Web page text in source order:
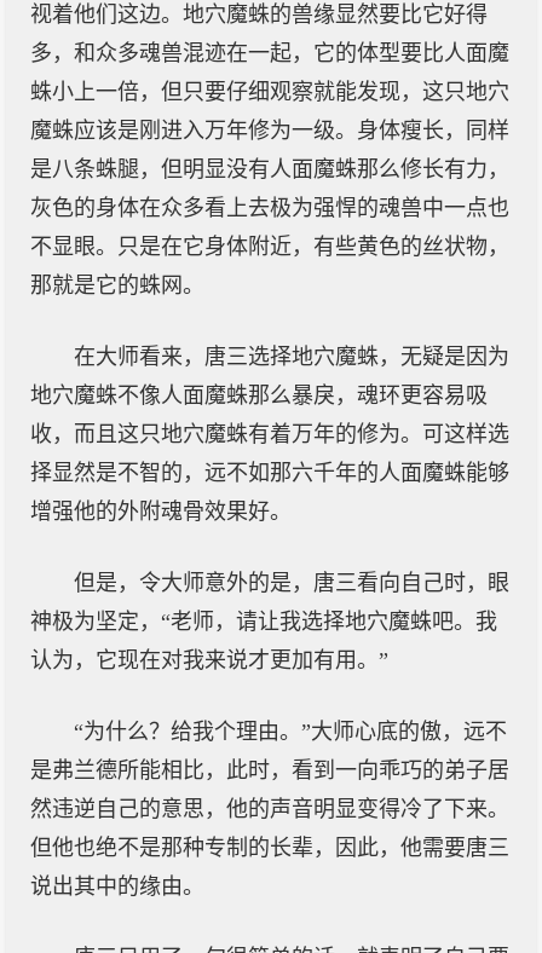
视着他们这边。地穴魔蛛的兽缘显然要比它好得
多，和众多魂兽混迹在一起，它的体型要比人面魔
蛛小上一倍，但只要仔细观察就能发现，这只地穴
魔蛛应该是刚进入万年修为一级。身体瘦长，同样
是八条蛛腿，但明显没有人面魔蛛那么修长有力，
灰色的身体在众多看上去极为强悍的魂兽中一点也
不显眼。只是在它身体附近，有些黄色的丝状物，
那就是它的蛛网。
在大师看来，唐三选择地穴魔蛛，无疑是因为
地穴魔蛛不像人面魔蛛那么暴戾，魂环更容易吸
收，而且这只地穴魔蛛有着万年的修为。可这样选
择显然是不智的，远不如那六千年的人面魔蛛能够
增强他的外附魂骨效果好。
但是，令大师意外的是，唐三看向自己时，眼
神极为坚定，“老师，请让我选择地穴魔蛛吧。我
认为，它现在对我来说才更加有用。”
“为什么？给我个理由。”大师心底的傲，远不
是弗兰德所能相比，此时，看到一向乖巧的弟子居
然违逆自己的意思，他的声音明显变得冷了下来。
但他也绝不是那种专制的长辈，因此，他需要唐三
说出其中的缘由。